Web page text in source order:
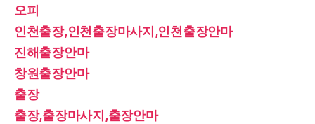
오피
인천출장,인천출장마사지,인천출장안마
진해출장안마
창원출장안마
출장
출장,출장마사지,출장안마